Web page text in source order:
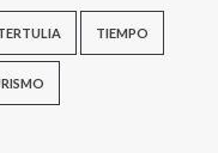
TIEMPO